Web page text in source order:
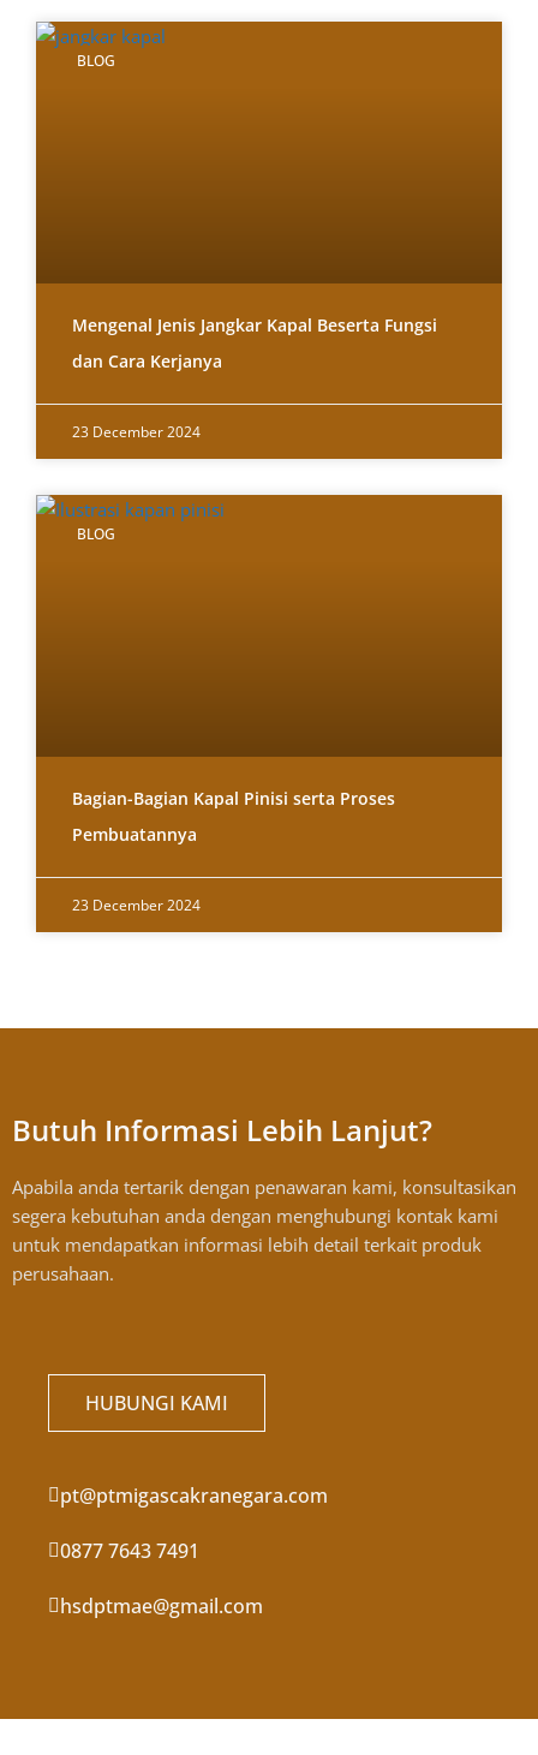
BLOG
Mengenal Jenis Jangkar Kapal Beserta Fungsi
dan Cara Kerjanya
23 December 2024
BLOG
Bagian-Bagian Kapal Pinisi serta Proses
Pembuatannya
23 December 2024
Butuh Informasi Lebih Lanjut?
Apabila anda tertarik dengan penawaran kami, konsultasikan
segera kebutuhan anda dengan menghubungi kontak kami
untuk mendapatkan informasi lebih detail terkait produk
perusahaan.
HUBUNGI KAMI
pt@ptmigascakranegara.com
0877 7643 7491
hsdptmae@gmail.com